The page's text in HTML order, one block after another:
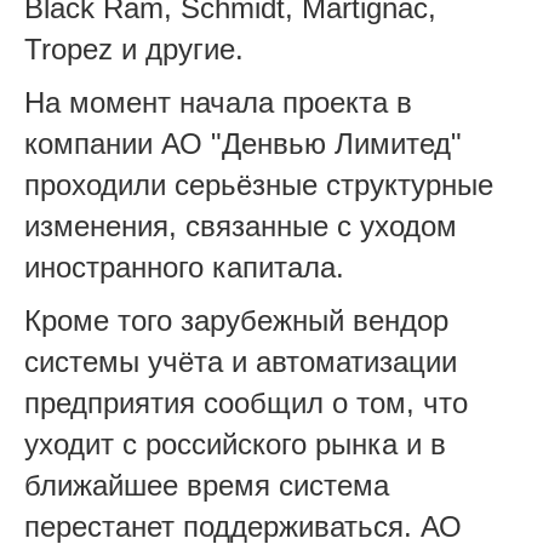
Black Ram, Schmidt, Martignac,
Tropez и другие.
На момент начала проекта в
компании АО "Денвью Лимитед"
проходили серьёзные структурные
изменения, связанные с уходом
иностранного капитала.
Кроме того зарубежный вендор
системы учёта и автоматизации
предприятия сообщил о том, что
уходит с российского рынка и в
ближайшее время система
перестанет поддерживаться. АО